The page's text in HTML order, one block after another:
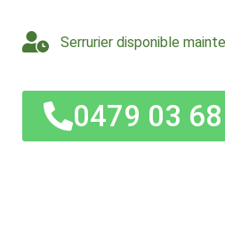
Serrurier disponible
0479 03